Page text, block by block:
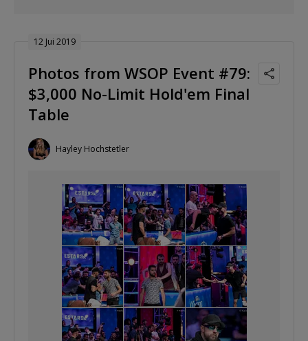
12 Jui 2019
Photos from WSOP Event #79:
$3,000 No-Limit Hold'em Final
Table
Hayley Hochstetler